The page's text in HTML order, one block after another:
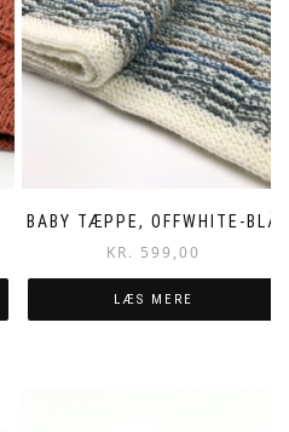
BABY TÆPPE, OFFWHITE-BLÅ
KR. 599,00
LÆS MERE